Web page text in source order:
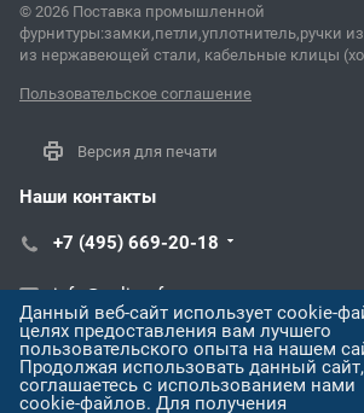
© 2026 Поставка промышленной
фурнитуры:замки,петли,уплотнитель,ручки
из нержавеющей стали, кабельные клицы
Пользовательское соглашение
Версия для печати
Наши контакты
+7 (495) 669-20-18
info@poliprof.ru
г. Москва, г. Троицк, ул. Дальняя д.3
Данный веб-сайт использует cookie-
целях предоставления вам лучшего
пользовательского опыта на нашем
Продолжая использовать данный
соглашаетесь с использованием нами
cookie-файлов. Для получения